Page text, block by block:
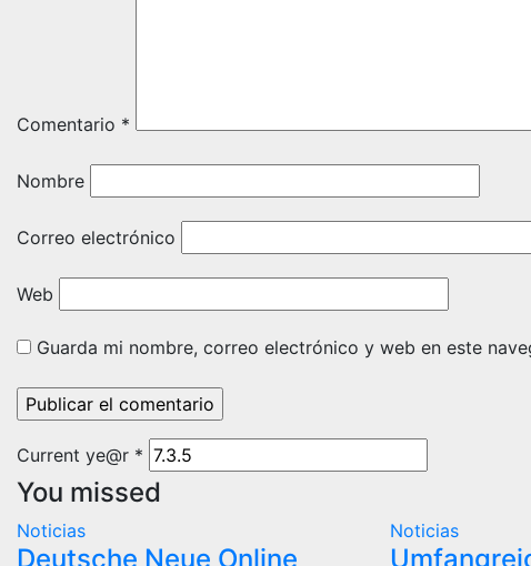
Comentario *
Nombre
Correo electrónico
Web
Guarda mi nombre, correo electrónico y web en este
Current ye@r *
You missed
Noticias
Deutsche Neue Online
Noticias